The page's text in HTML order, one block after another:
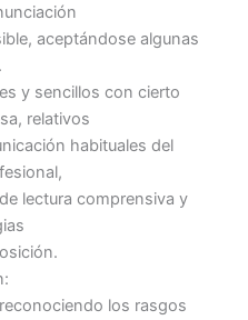
aceptándose algunas
y sencillos con cierto
relativos
habituales del
lectura comprensiva y
los rasgos